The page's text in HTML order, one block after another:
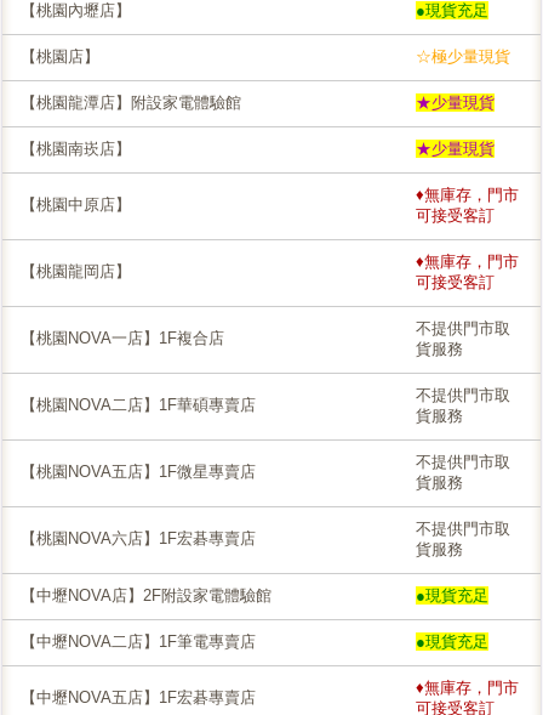
【桃園內壢店】 ●現貨充足
【桃園店】 ☆極少量現貨
【桃園龍潭店】附設家電體驗館 ★少量現貨
【桃園南崁店】 ★少量現貨
【桃園中原店】
♦無庫存，門市
可接受客訂
【桃園龍岡店】
♦無庫存，門市
可接受客訂
【桃園NOVA一店】1F複合店
不提供門市取
貨服務
【桃園NOVA二店】1F華碩專賣店
不提供門市取
貨服務
【桃園NOVA五店】1F微星專賣店
不提供門市取
貨服務
【桃園NOVA六店】1F宏碁專賣店
不提供門市取
貨服務
【中壢NOVA店】2F附設家電體驗館 ●現貨充足
【中壢NOVA二店】1F筆電專賣店 ●現貨充足
【中壢NOVA五店】1F宏碁專賣店
♦無庫存，門市
可接受客訂